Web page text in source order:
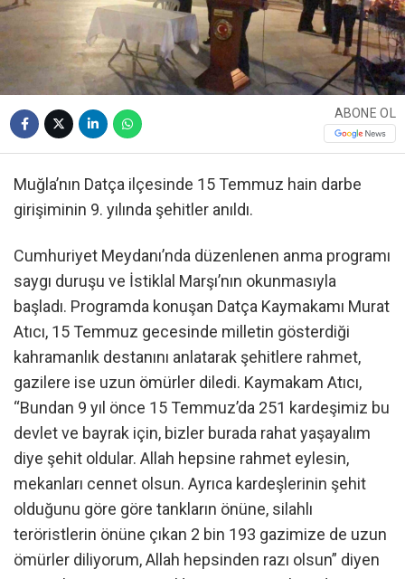
ABONE OL
Muğla’nın Datça ilçesinde 15 Temmuz hain darbe
girişiminin 9. yılında şehitler anıldı.
Cumhuriyet Meydanı’nda düzenlenen anma programı
saygı duruşu ve İstiklal Marşı’nın okunmasıyla
başladı. Programda konuşan Datça Kaymakamı Murat
Atıcı, 15 Temmuz gecesinde milletin gösterdiği
kahramanlık destanını anlatarak şehitlere rahmet,
gazilere ise uzun ömürler diledi. Kaymakam Atıcı,
“Bundan 9 yıl önce 15 Temmuz’da 251 kardeşimiz bu
devlet ve bayrak için, bizler burada rahat yaşayalım
diye şehit oldular. Allah hepsine rahmet eylesin,
mekanları cennet olsun. Ayrıca kardeşlerinin şehit
olduğunu göre göre tankların önüne, silahlı
teröristlerin önüne çıkan 2 bin 193 gazimize de uzun
ömürler diliyorum, Allah hepsinden razı olsun” diyen